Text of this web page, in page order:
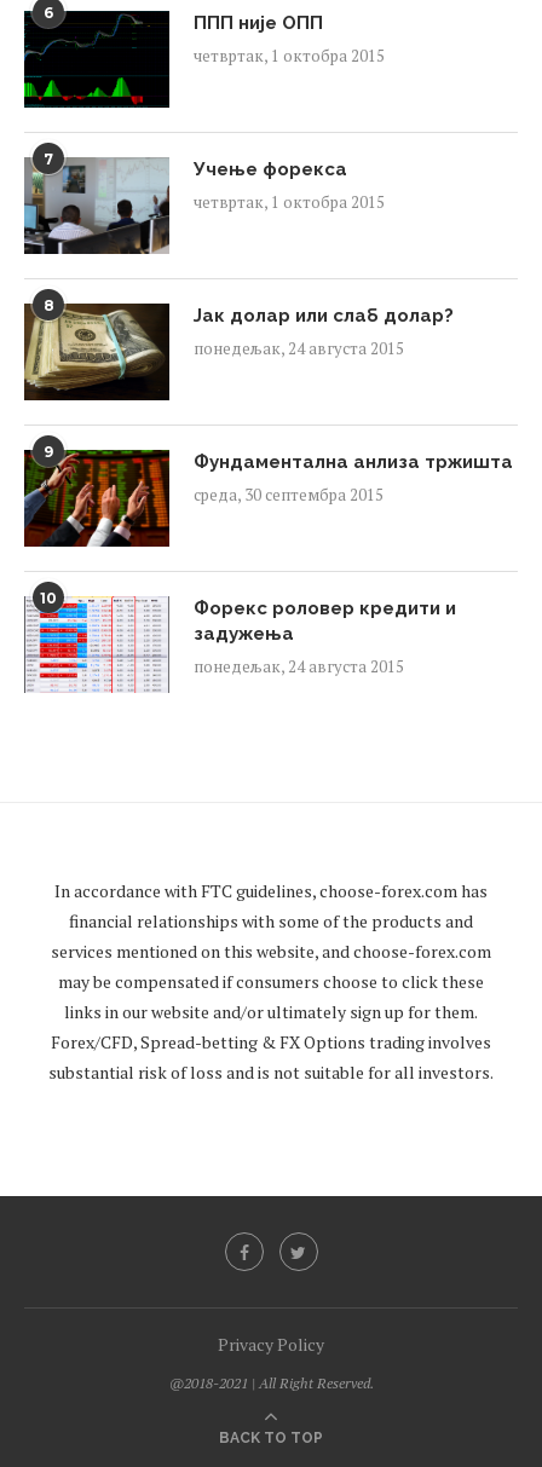
6
ППП није ОПП
четвртак, 1 октобра 2015
7
Учење форекса
четвртак, 1 октобра 2015
8
Јак долар или слаб долар?
понедељак, 24 августа 2015
9
Фундаментална анлиза тржишта
среда, 30 септембра 2015
10
Форекс роловер кредити и
задужења
понедељак, 24 августа 2015
In accordance with FTC guidelines,choose-forex.comhas
financial relationships with some of the products and
services mentioned on this website, andchoose-forex.com
may be compensated if consumers choose to click these
links in our website and/or ultimately sign up for them.
Forex/CFD, Spread-betting & FX Options trading involves
substantial risk of loss and is not suitable for all investors.
Privacy Policy
@2018-2021 | All Right Reserved.
BACK TO TOP